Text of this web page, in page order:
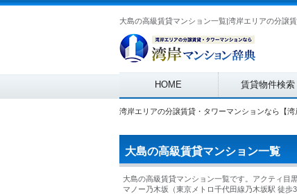
Main menu
HOME 賃貸物件検索
湾岸エリアの分譲賃貸・タワーマンションなら【湾
大島の高級賃貸マンション一覧
大島の高級賃貸マンション一覧です。アクティ目
マノー乃木坂（東京メトロ千代田線乃木坂駅 徒